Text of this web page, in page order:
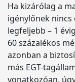
Ha kizárólag a
igénylőnek nincs
legfeljebb – 1
60 százalékos
azonban a
más EGT-
vonatkozóan,